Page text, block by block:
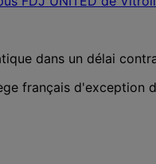
dans un délai
français d'exception